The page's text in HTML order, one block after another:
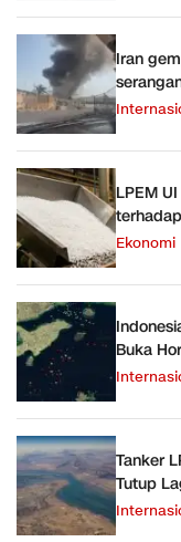
Iran
LPEM
Ekonomi
Buka
Tanker
Tutup